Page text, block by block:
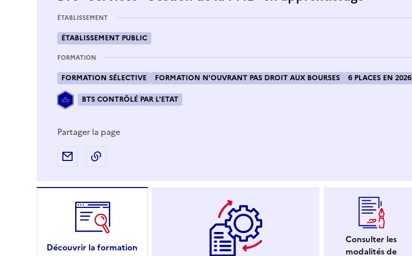
ÉTABLISSEMENT
ÉTABLISSEMENT PUBLIC
FORMATION
FORMATION SÉLECTIVE FORMATION N’OUVRANT PAS DROIT AUX BOURSES 6 PLACES EN 2026
BTS CONTRÔLÉ PAR L'ETAT
Partager la page
Partager par e-mail
Découvrir la formation
Consulter les
modalités de